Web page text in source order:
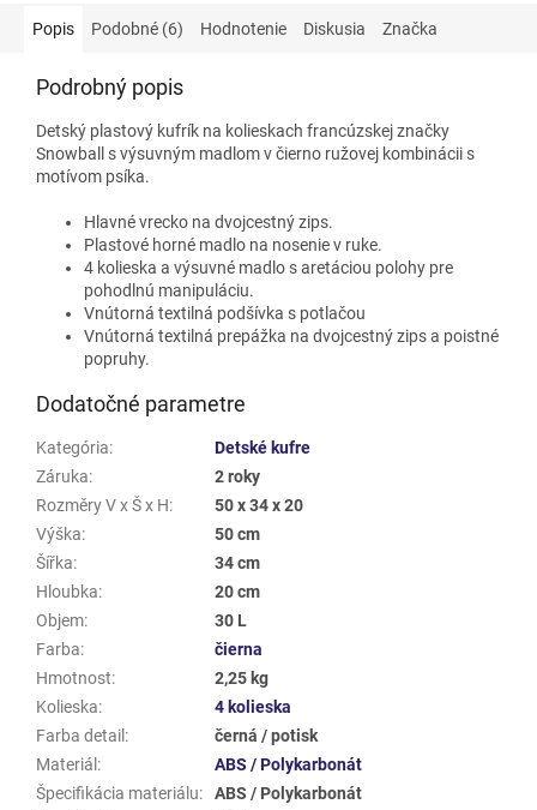
Popis Podobné (6) Hodnotenie Diskusia Značka
Podrobný popis
Detský plastový kufrík na kolieskach francúzskej značky
Snowball s výsuvným madlom v čierno ružovej kombinácii s
motívom psíka.
Hlavné vrecko na dvojcestný zips.
Plastové horné madlo na nosenie v ruke.
4 kolieska a výsuvné madlo s aretáciou polohy pre
pohodlnú manipuláciu.
Vnútorná textilná podšívka s potlačou
Vnútorná textilná prepážka na dvojcestný zips a poistné
popruhy.
Dodatočné parametre
Kategória:
Detské kufre
Záruka:
2 roky
Rozměry V x Š x H:
50 x 34 x 20
Výška:
50 cm
Šířka:
34 cm
Hloubka:
20 cm
Objem:
30 L
Farba:
čierna
Hmotnost:
2,25 kg
Kolieska:
4 kolieska
Farba detail :
černá / potisk
Materiál :
ABS / Polykarbonát
Špecifikácia materiálu:
ABS / Polykarbonát